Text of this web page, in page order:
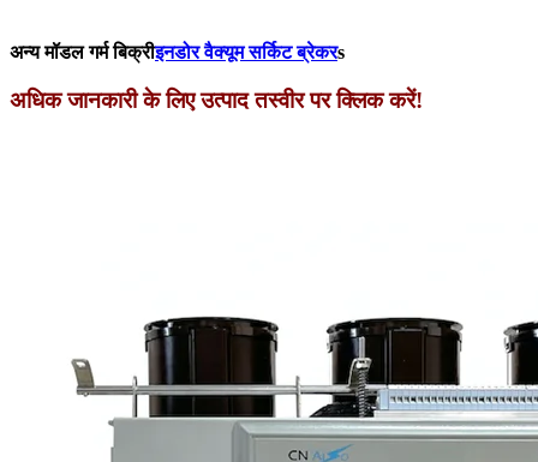
अन्य मॉडल गर्म बिक्रीइनडोर वैक्यूम सर्किट ब्रेकरs
अधिक जानकारी के लिए उत्पाद तस्वीर पर क्लिक करें!